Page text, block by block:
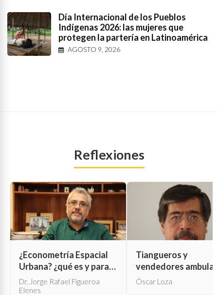
Día Internacional de los Pueblos
Indígenas 2026: las mujeres que
protegen la partería en Latinoamérica
AGOSTO 9, 2026
Reflexiones
¿Econometría Espacial
Urbana? ¿qué es y para
qué sirve?
Dr. Jorge Rafael Figueroa
Elenes
Tiangueros y
vendedores
Óscar Loza